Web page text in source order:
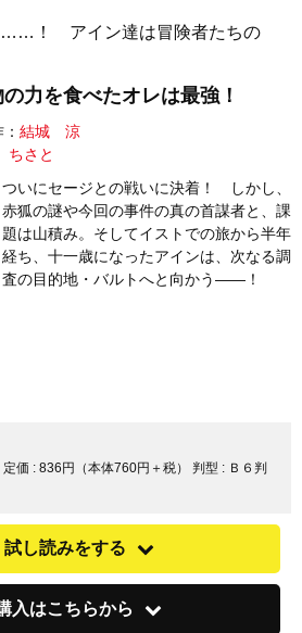
……！ アイン達は冒険者たちの
力を食べたオレは最強！
結城 涼
さと
ついにセージとの戦いに決着！ しかし、
赤狐の謎や今回の事件の真の首謀者と、課
題は山積み。そしてイストでの旅から半年
経ち、十一歳になったアインは、次なる調
査の目的地・バルトへと向かう――！
定価 : 836円（本体760円＋税） 判型 : Ｂ６判
試し読みをする
入はこちらから